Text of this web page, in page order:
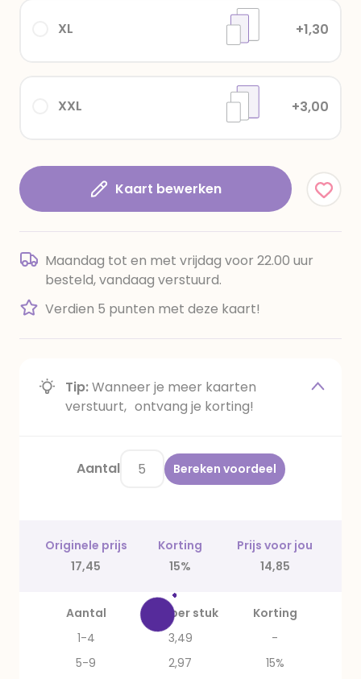
XXL +3,00
XL +1,30
Kaart bewerken
Maandag tot en met vrijdag voor 22.00 uur
besteld, vandaag verstuurd.
Verdien 5 punten met deze kaart!
Tip:Wanneer je meer kaarten
verstuurt, ontvang je korting!
Aantal Bereken voordeel
Originele prijs Korting
Prijs voor jou
17,45
15% 14,85
Aantal Prijs per stuk
Korting
1-4
3,49
-
5-9
2,97
15%